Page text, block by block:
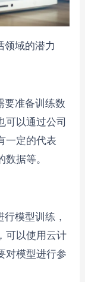
领域的潜力
要准备训练数
可以通过公司
一定的代表
数据等。
模型训练，
可以使用云计
对模型进行参